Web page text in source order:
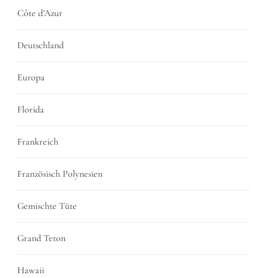
Côte d’Azur
Deutschland
Europa
Florida
Frankreich
Französisch Polynesien
Gemischte Tüte
Grand Teton
Hawaii